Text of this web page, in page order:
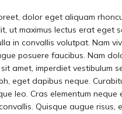
dolor eget aliquam
ut maximus lectus erat eget
in convallis volutpat. Nam
posuere faucibus. Nam
amet, imperdiet vestibulum
eget dapibus neque.
leo. Cras elementum neque
Quisque augue risus,